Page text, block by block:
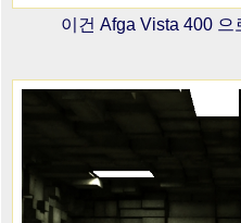
이건 Afga Vista 400 으